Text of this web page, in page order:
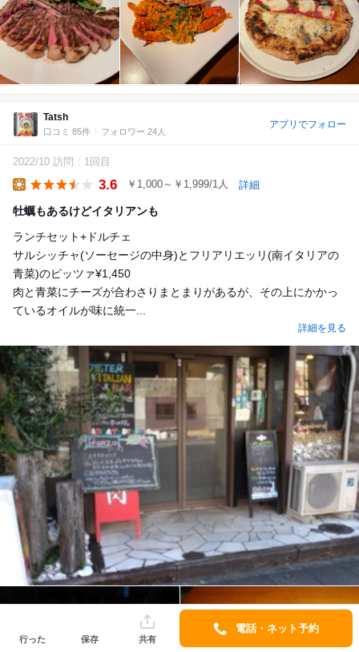
Tatsh
口コミ 85件 フォロワー 24人
アプリでフォロー
2022/10 訪問 1回目
3.6 ￥1,000～￥1,999/1人 詳細
牡蠣もあるけどイタリアンも
ランチセット+ドルチェ
サルシッチャ(ソーセージの中身)とフリアリエッリ(南イタリアの
青菜)のピッツァ¥1,450
肉と青菜にチーズが合わさりまとまりがあるが、その上にかかっ
ているオイルが味に統一...
詳細を見る
行った 保存 共有
電話・ネット予約